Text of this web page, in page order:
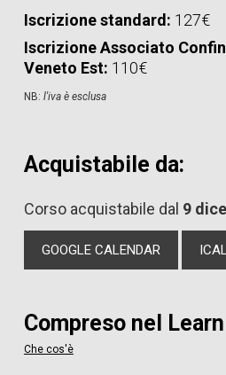
Iscrizione standard: 127€
Iscrizione Associato
Veneto Est: 110€
NB: l'iva è esclusa
Acquistabile da:
Corso acquistabile dal 9
GOOGLE CALENDAR ICAL
Compreso nel
Che cos'è